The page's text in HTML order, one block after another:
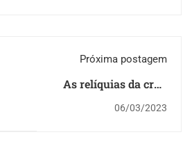
Próxima postagem
As relíquias da cruz
de Jesus, uma
06/03/2023